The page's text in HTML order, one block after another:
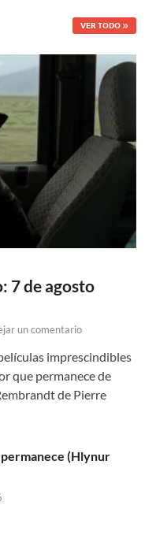
VER TODO
7 de agosto
un comentario
imprescindibles
que permanece de
de Pierre
permanece (Hlynur